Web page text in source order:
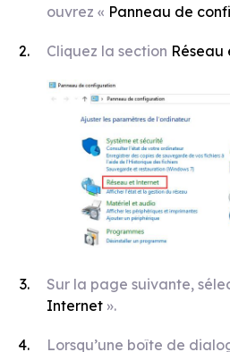
ouvrez « Panneau de
Cliquez la section
Sur la page suivante,
Internet ».
Lorsqu’une boîte de